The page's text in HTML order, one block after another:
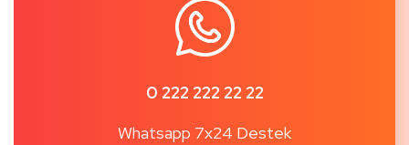
0 222 222 22 22
Whatsapp 7x24 Destek